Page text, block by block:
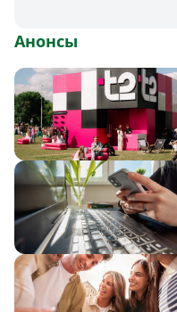
Анонсы